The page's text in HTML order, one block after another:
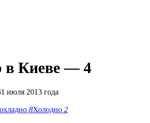
в Киеве — 4
июля 2013 года
8Холодно 2